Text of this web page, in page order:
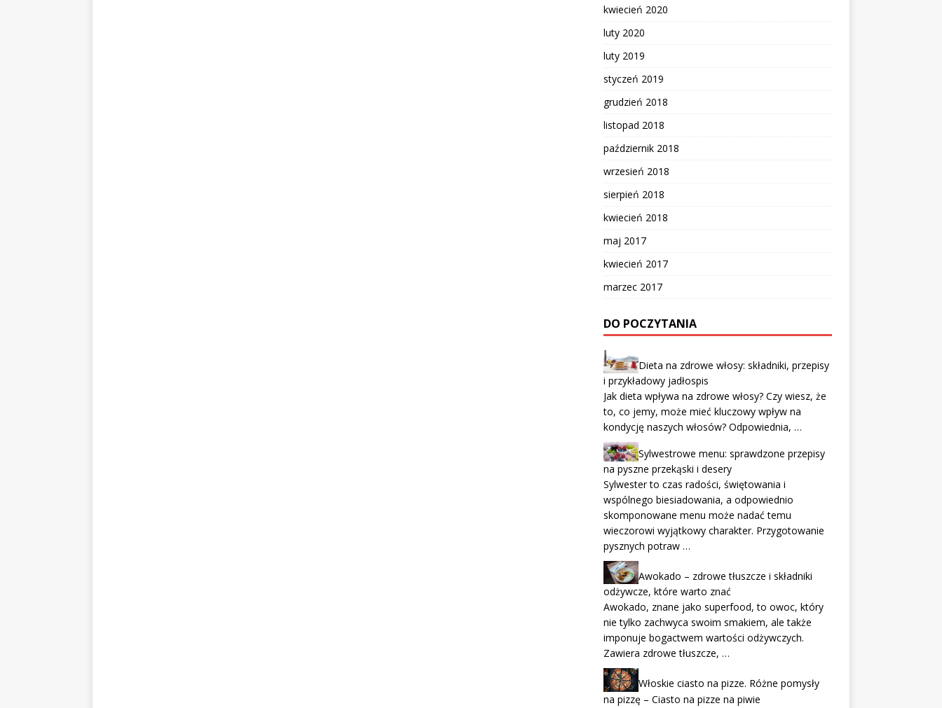
kwiecień 2020
luty 2020
luty 2019
styczeń 2019
grudzień 2018
listopad 2018
październik 2018
wrzesień 2018
sierpień 2018
kwiecień 2018
maj 2017
kwiecień 2017
marzec 2017
DO POCZYTANIA
Dieta na zdrowe włosy: składniki, przepisy
i przykładowy jadłospis
Jak dieta wpływa na zdrowe włosy? Czy wiesz, że
to, co jemy, może mieć kluczowy wpływ na
kondycję naszych włosów? Odpowiednia, …
Sylwestrowe menu: sprawdzone przepisy
na pyszne przekąski i desery
Sylwester to czas radości, świętowania i
wspólnego biesiadowania, a odpowiednio
skomponowane menu może nadać temu
wieczorowi wyjątkowy charakter. Przygotowanie
pysznych potraw …
Awokado – zdrowe tłuszcze i składniki
odżywcze, które warto znać
Awokado, znane jako superfood, to owoc, który
nie tylko zachwyca swoim smakiem, ale także
imponuje bogactwem wartości odżywczych.
Zawiera zdrowe tłuszcze, …
Włoskie ciasto na pizze. Różne pomysły
na pizzę – Ciasto na pizze na piwie